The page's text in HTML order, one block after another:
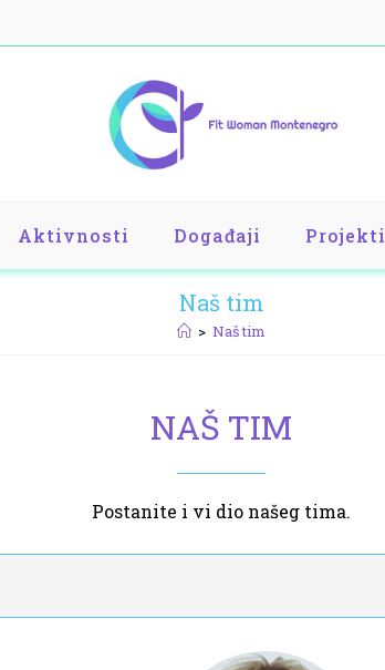
Aktivnosti Događaji Projekti
Naš tim
> Naš tim
NAŠ TIM
Postanite i vi dio našeg tima.